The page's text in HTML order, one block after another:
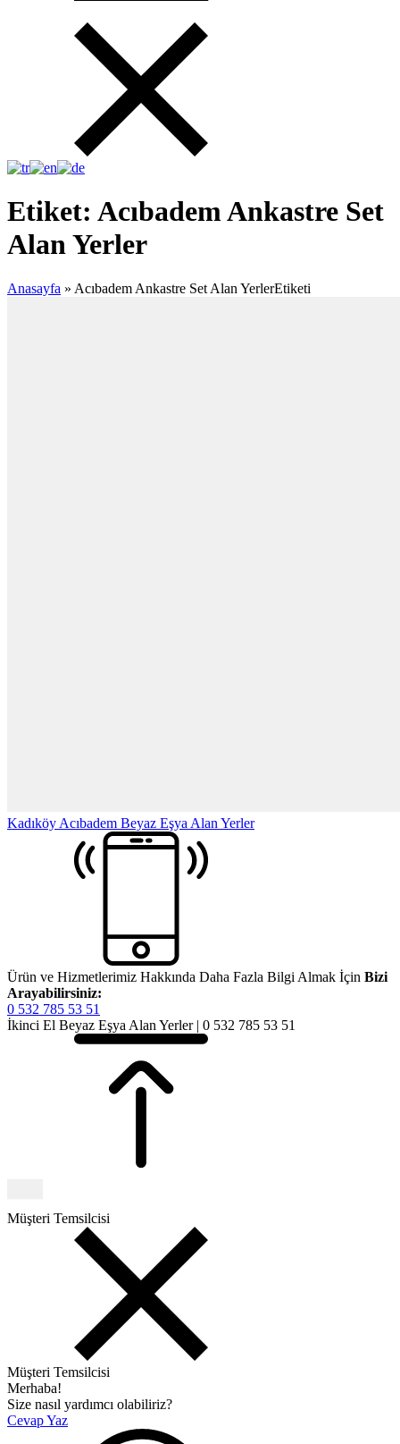
Etiket: Acıbadem Ankastre Set
Alan Yerler
Anasayfa » Acıbadem Ankastre Set Alan YerlerEtiketi
Kadıköy Acıbadem Beyaz Eşya Alan Yerler
Ürün ve Hizmetlerimiz Hakkında Daha Fazla Bilgi Almak İçin Bizi
Arayabilirsiniz:
0 532 785 53 51
İkinci El Beyaz Eşya Alan Yerler | 0 532 785 53 51
Müşteri Temsilcisi
Müşteri Temsilcisi
Merhaba!
Size nasıl yardımcı olabiliriz?
Cevap Yaz